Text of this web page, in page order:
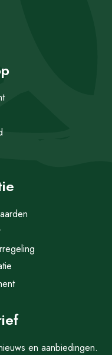
en aanbiedingen.